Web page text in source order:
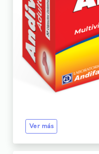
Ver más